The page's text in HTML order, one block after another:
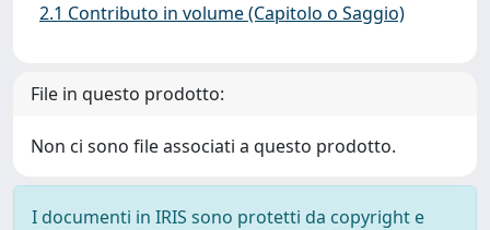
2.1 Contributo in volume (Capitolo o Saggio)
File in questo prodotto:
Non ci sono file associati a questo prodotto.
I documenti in IRIS sono protetti da copyright e